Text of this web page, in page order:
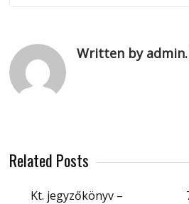
Written by
Related Posts
Kt. jegyzőkönyv –